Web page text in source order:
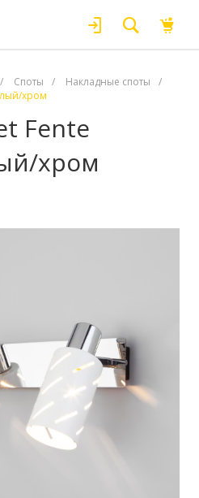
/ Споты / Накладные споты
/
хром
Fente
хром